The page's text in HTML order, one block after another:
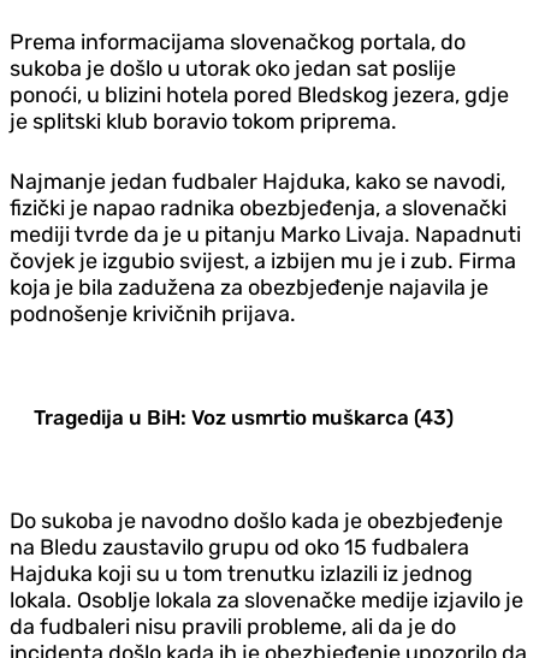
Prema informacijama slovenačkog portala, do
sukoba je došlo u utorak oko jedan sat poslije
ponoći, u blizini hotela pored Bledskog jezera, gdje
je splitski klub boravio tokom priprema.
Najmanje jedan fudbaler Hajduka, kako se navodi,
fizički je napao radnika obezbjeđenja, a slovenački
mediji tvrde da je u pitanju Marko Livaja. Napadnuti
čovjek je izgubio svijest, a izbijen mu je i zub. Firma
koja je bila zadužena za obezbjeđenje najavila je
podnošenje krivičnih prijava.
Tragedija u BiH: Voz usmrtio muškarca (43)
Do sukoba je navodno došlo kada je obezbjeđenje
na Bledu zaustavilo grupu od oko 15 fudbalera
Hajduka koji su u tom trenutku izlazili iz jednog
lokala. Osoblje lokala za slovenačke medije izjavilo je
da fudbaleri nisu pravili probleme, ali da je do